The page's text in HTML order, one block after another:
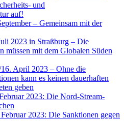
und
auf!
– Gemeinsam mit der
2023 in Straßburg – Die
müssen mit dem Globalen Süden
April 2023 – Ohne die
kann es keinen dauerhaften
geben
2023: Die Nord-Stream-
2023: Die Sanktionen gegen